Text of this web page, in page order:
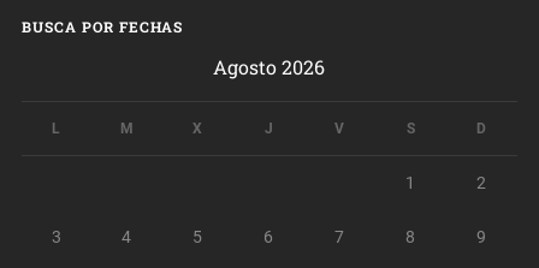
BUSCA POR FECHAS
Agosto 2026
L M X J V S D
1 2
3 4 5 6 7 8 9